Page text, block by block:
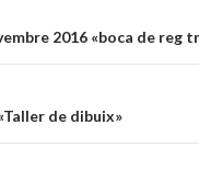
2016 «boca de reg
de dibuix»